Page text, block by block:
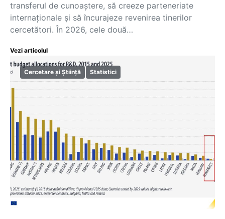
transferul de cunoaștere, să creeze parteneriate
internaționale și să încurajeze revenirea tinerilor
cercetători. În 2026, cele două…
Vezi articolul
Cercetare și Știință Statistici